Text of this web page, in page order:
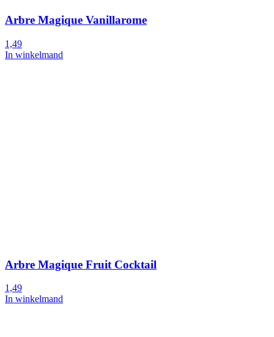
Arbre Magique Vanillarome
1,49
In winkelmand
Arbre Magique Fruit Cocktail
1,49
In winkelmand